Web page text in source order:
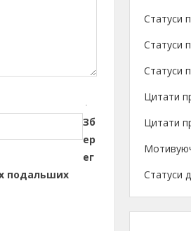
Зб
ер
ег
подальших
Статуси
Статуси
Статуси
Цитати
Цитати
Статуси